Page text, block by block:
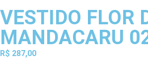
VESTIDO FLOR
MANDACARU
R$ 287,00